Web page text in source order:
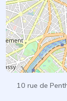
10 rue de